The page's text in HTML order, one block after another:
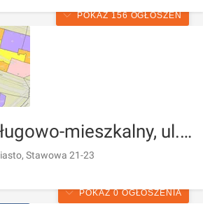
POKAŻ 156 OGŁOSZEŃ
Budynek usługowo-mieszkalny, ul. Stawowa
Stawowa 21-23
POKAŻ 0 OGŁOSZENIA